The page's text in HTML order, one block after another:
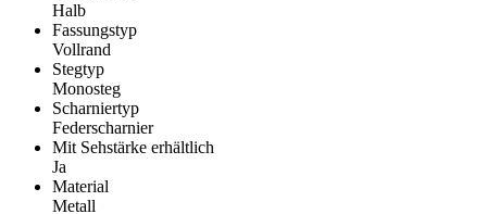
Halb
Fassungstyp
Vollrand
Stegtyp
Monosteg
Scharniertyp
Federscharnier
Mit Sehstärke erhältlich
Ja
Material
Metall